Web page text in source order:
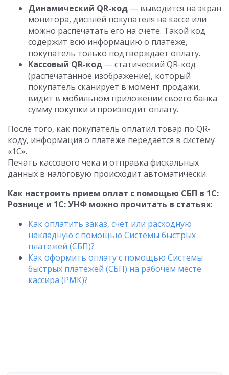
Динамический QR-код — выводится на экран
монитора, дисплей покупателя на кассе или
можно распечатать его на счёте. Такой код
содержит всю информацию о платеже,
покупатель только подтверждает оплату.
Кассовый QR-код — статический QR-код
(распечатанное изображение), который
покупатель сканирует в момент продажи,
видит в мобильном приложении своего банка
сумму покупки и производит оплату.
После того, как покупатель оплатил товар по QR-
коду, информация о платеже передаётся в систему
«1С».
Печать кассового чека и отправка фискальных
данных в налоговую происходит автоматически.
Как настроить прием оплат с помощью СБП в 1С:
Рознице и 1С: УНФ можно прочитать в статьях:
Как оплатить заказ, счет или расходную
накладную с помощью Системы быстрых
платежей (СБП)?
Как оформить оплату с помощью Системы
быстрых платежей (СБП) на рабочем месте
кассира (РМК)?